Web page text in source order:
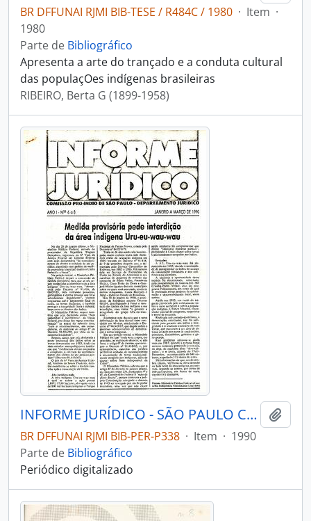
BR DFFUNAI RJMI BIB-TESE / R484C / 1980 · Item ·
1980
Parte de Bibliográfico
Apresenta a arte do trançado e a conduta cultural
das populaçOes indígenas brasileiras
RIBEIRO, Berta G (1899-1958)
INFORME JURÍDICO - SÃO PAULO COMISSÃO PRÓ-ÍNDIO DE SÃO PAULO - DEPARTAMENTO JURÍDICO - 1990 - Nº06-08
BR DFFUNAI RJMI BIB-PER-P338 · Item · 1990
Parte de Bibliográfico
Periódico digitalizado